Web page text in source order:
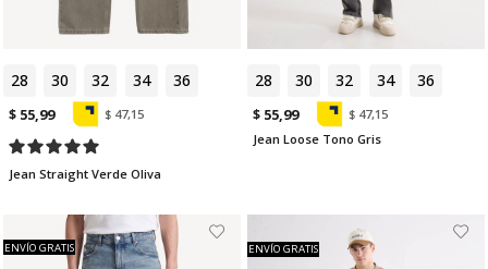
28 30 32 34 36
$ 55,99 $ 47,15
Jean Straight Verde Oliva
28 30 32 34 36
$ 55,99
$ 47,15
Jean Loose Tono Gris
ENVÍO GRATIS ENVÍO GRATIS